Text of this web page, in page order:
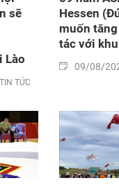
sẽ
Lào
TIN TỨC
Hessen
muốn
tác với
09/08/